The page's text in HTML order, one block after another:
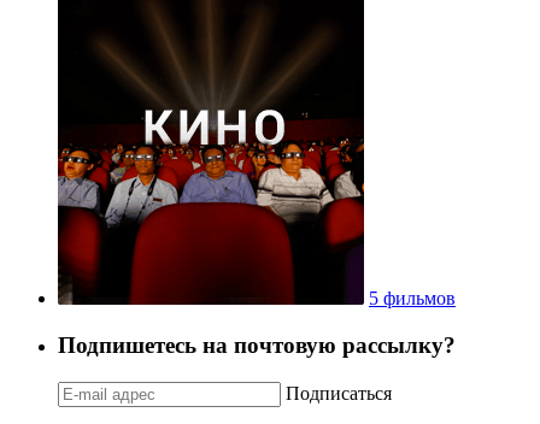
5 фильмов
Подпишетесь на почтовую рассылку?
Подписаться